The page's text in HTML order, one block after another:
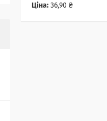
Ціна: 36,90 ₴